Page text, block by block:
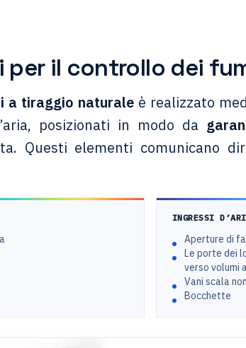
per il controllo dei
a tiraggio naturaleè realizzato
posizionati in modo da
Questi elementi comunicano
INGRESSI
Aperture di
Le porte dei
verso volumi
Vani scala
Bocchette